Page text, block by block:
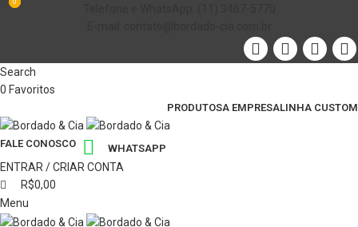
Search
0 Favoritos
PRODUTOSA EMPRESALINHA CUSTOM
FALE CONOSCO WHATSAPP
ENTRAR / CRIAR CONTA
0
R$0,00
Menu
0